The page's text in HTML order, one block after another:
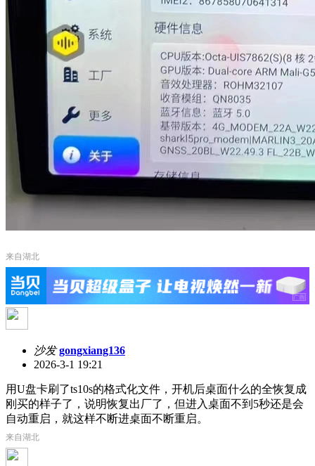
来自湖北
沙发 gongxiang136
2026-3-1 19:21
用U盘卡刷了ts10s的格式化文件，开机后桌面什么的全恢复成
刚买的样子了，说明恢复出厂了，但进入桌面不到5秒还是会
自动重启，就这样不断进桌面不断重启。
来自湖北